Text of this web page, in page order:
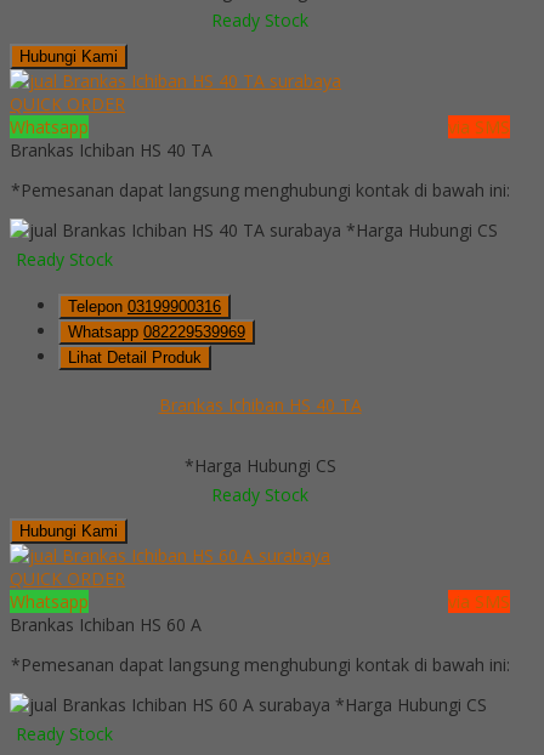
Ready Stock
Hubungi Kami
QUICK ORDER
Whatsapp
via SMS
Brankas Ichiban HS 40 TA
*Pemesanan dapat langsung menghubungi kontak di bawah ini:
*Harga Hubungi CS
Ready Stock
Telepon 03199900316
Whatsapp 082229539969
Lihat Detail Produk
Brankas Ichiban HS 40 TA
*Harga Hubungi CS
Ready Stock
Hubungi Kami
QUICK ORDER
Whatsapp
via SMS
Brankas Ichiban HS 60 A
*Pemesanan dapat langsung menghubungi kontak di bawah ini:
*Harga Hubungi CS
Ready Stock